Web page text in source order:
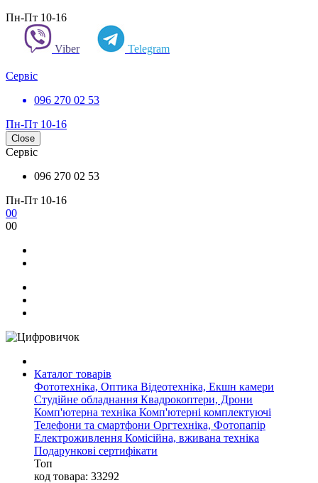
Пн-Пт 10-16
Viber Telegram
Сервіс
096 270 02 53
Пн-Пт 10-16
Close
Сервіс
096 270 02 53
Пн-Пт 10-16
00
00
Каталог товарів
Фототехніка, Оптика Відеотехніка, Екшн камери
Студійне обладнання Квадрокоптери, Дрони
Комп'ютерна техніка Комп'ютерні комплектуючі
Телефони та смартфони Оргтехніка, Фотопапір
Електроживлення Комісійна, вживана техніка
Подарункові сертифікати
Топ
код товара: 33292